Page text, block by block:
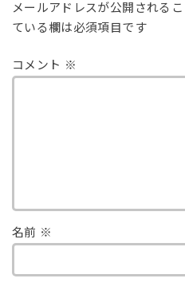
メールアドレスが公開されるこ
ている欄は必須項目です
コメント ※
名前 ※